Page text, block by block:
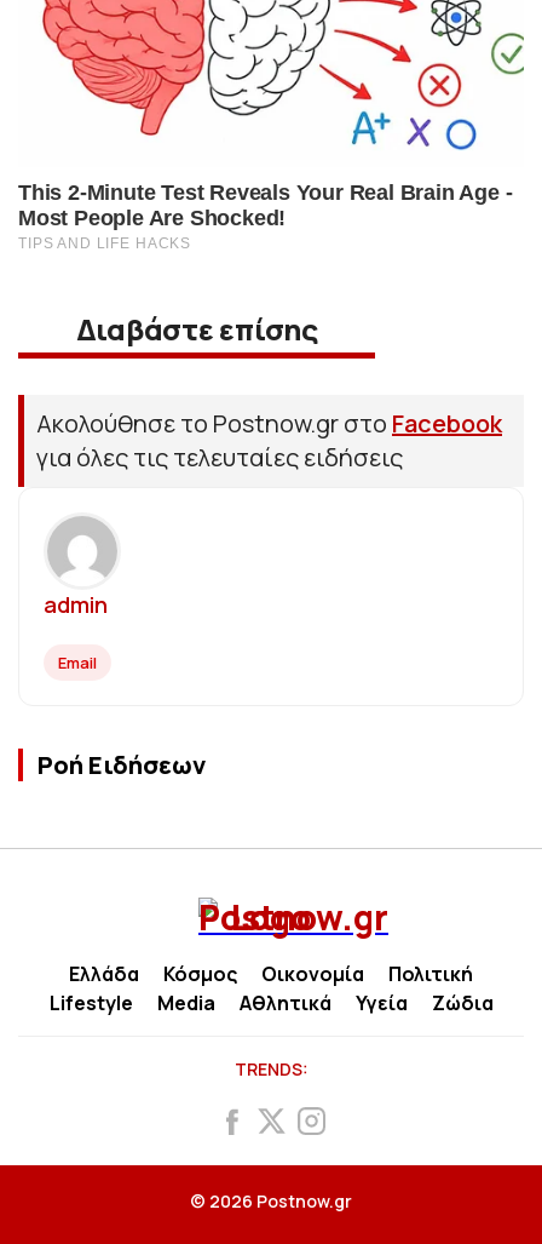
Διαβάστε επίσης
Ακολούθησε το Postnow.gr στο Facebook
για όλες τις τελευταίες ειδήσεις
admin
Email
Ροή Ειδήσεων
Ελλάδα Κόσμος Οικονομία
Πολιτική
Lifestyle
Media Αθλητικά Υγεία Ζώδια
TRENDS:
© 2026 Postnow.gr